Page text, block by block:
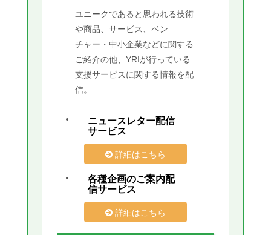
ユニークであると思われる技術
や商品、サービス、ベン
チャー・中小企業などに関する
ご紹介の他、YRIが行っている
支援サービスに関する情報を配
信。
ニュースレター配信
サービス
詳細はこちら
各種企画のご案内配
信サービス
詳細はこちら